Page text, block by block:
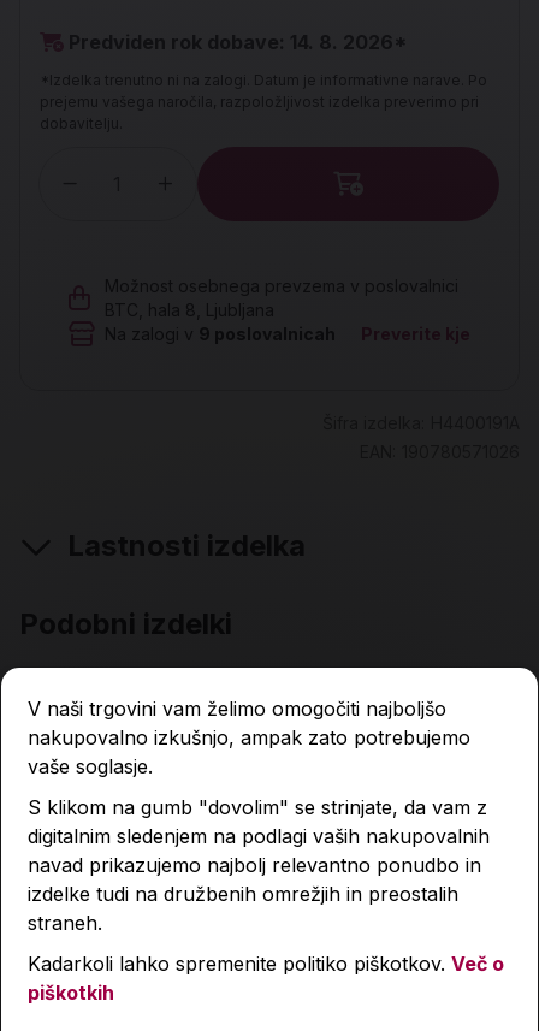
Predviden rok dobave: 14. 8. 2026*
*Izdelka trenutno ni na zalogi. Datum je informativne narave. Po
prejemu vašega naročila, razpoložljivost izdelka preverimo pri
dobavitelju.
Možnost osebnega prevzema v poslovalnici
BTC, hala 8, Ljubljana
Na zalogi v 9 poslovalnicah Preverite kje
Lastnosti izdelka
Podobni izdelki
V naši trgovini vam želimo omogočiti najboljšo
nakupovalno izkušnjo, ampak zato potrebujemo
vaše soglasje.
S klikom na gumb "dovolim" se strinjate, da vam z
digitalnim sledenjem na podlagi vaših nakupovalnih
navad prikazujemo najbolj relevantno ponudbo in
izdelke tudi na družbenih omrežjih in preostalih
straneh.
Kadarkoli lahko spremenite politiko piškotkov. Več o
piškotkih